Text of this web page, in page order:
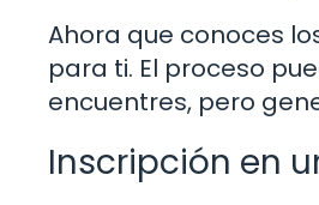
Ahora que conoces
para ti. El proceso
encuentres, pero
Inscripción en